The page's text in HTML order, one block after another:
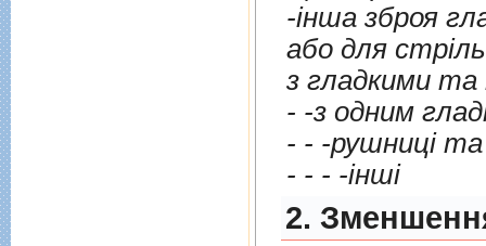
-iнша зброя
або для стрiльби по мiшенях,
з гладкими
- -з одним
- - -рушницi та
- - - -iншi
2.